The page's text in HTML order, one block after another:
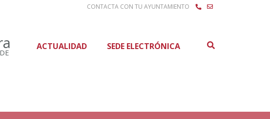
CONTACTA CON TU AYUNTAMIENTO
ACTUALIDAD SEDE ELECTRÓNICA